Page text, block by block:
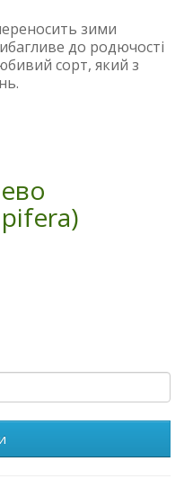
зими
до родючості
сорт, який з